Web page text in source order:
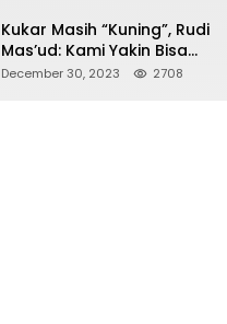
Kukar Masih “Kuning”, Rudi
Mas’ud: Kami Yakin Bisa
Menang di Pemilu 2024
December 30, 2023 2708